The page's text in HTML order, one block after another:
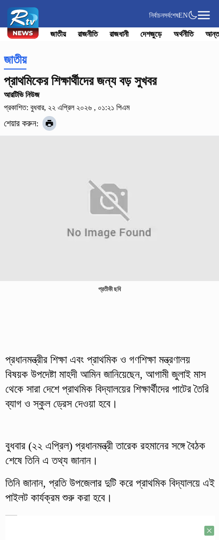
নির্বাচনসর্বশেষEN
জাতীয় রাজনীতি রাজধানী দেশজুড়ে অর্থনীতি
জাতীয়
প্রাথমিকের শিক্ষার্থীদের জন্য বড় সুখবর
আরটিভি নিউজ
প্রকাশিত: বুধবার, ২২ এপ্রিল ২০২৬ , ০১:২১ পিএম
শেয়ার করুন:
প্রতীকী ছবি
প্রধানমন্ত্রীর শিক্ষা এবং প্রাথমিক ও গণশিক্ষা মন্ত্রণালয়
বিষয়ক উপদেষ্টা মাহদী আমিন জানিয়েছেন, আগামী জুলাই মাস
থেকে সারা দেশে প্রাথমিক বিদ্যালয়ের শিক্ষার্থীদের পাটের তৈরি
ব্যাগ ও স্কুল ড্রেস দেওয়া হবে।
বুধবার (২২ এপ্রিল) প্রধানমন্ত্রী তারেক রহমানের সঙ্গে বৈঠক
শেষে তিনি এ তথ্য জানান।
তিনি জানান, প্রতি উপজেলার দুটি করে প্রাথমিক বিদ্যালয়ে এই
পাইলট কার্যক্রম শুরু করা হবে।